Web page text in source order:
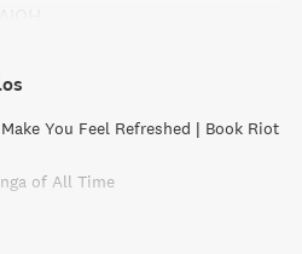
You Feel Refreshed | Book Riot
of All Time